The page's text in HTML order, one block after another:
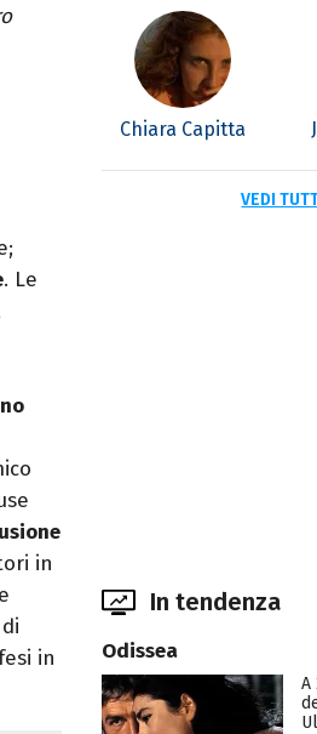
. Le
in
in
Chiara Capitta
VEDI
In tendenza
Odissea
A